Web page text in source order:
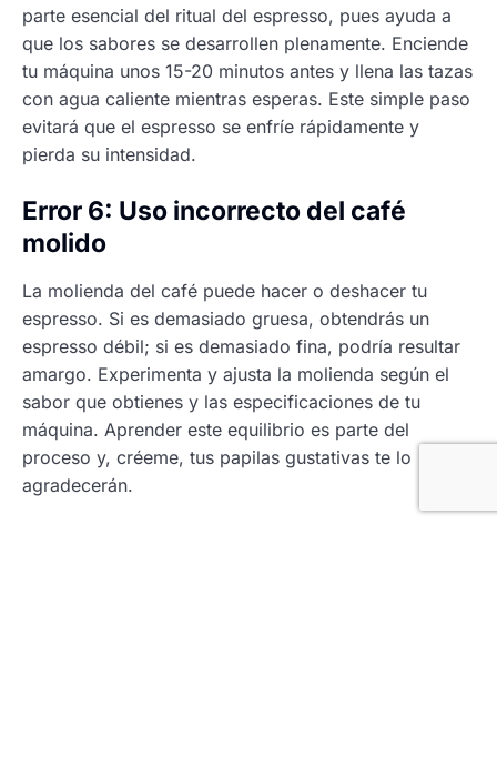
parte esencial del ritual del espresso, pues ayuda a
que los sabores se desarrollen plenamente. Enciende
tu máquina unos 15-20 minutos antes y llena las tazas
con agua caliente mientras esperas. Este simple paso
evitará que el espresso se enfríe rápidamente y
pierda su intensidad.
Error 6: Uso incorrecto del café
molido
La molienda del café puede hacer o deshacer tu
espresso. Si es demasiado gruesa, obtendrás un
espresso débil; si es demasiado fina, podría resultar
amargo. Experimenta y ajusta la molienda según el
sabor que obtienes y las especificaciones de tu
máquina. Aprender este equilibrio es parte del
proceso y, créeme, tus papilas gustativas te lo
agradecerán.